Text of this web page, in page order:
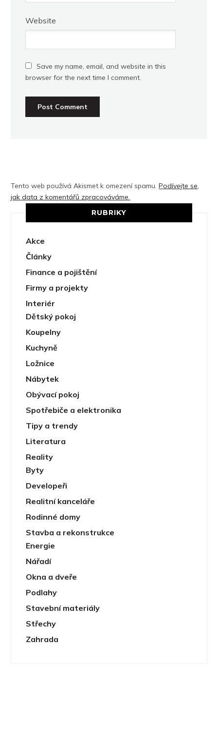
Website
Save my name, email, and website in this
browser for the next time I comment.
Tento web používá Akismet k omezení spamu.Podívejte se,
jak data z komentářů zpracováváme.
RUBRIKY
Akce
Články
Finance a pojištění
Firmy a projekty
Interiér
Dětský pokoj
Koupelny
Kuchyně
Ložnice
Nábytek
Obývací pokoj
Spotřebiče a elektronika
Tipy a trendy
Literatura
Reality
Byty
Developeři
Realitní kanceláře
Rodinné domy
Stavba a rekonstrukce
Energie
Nářadí
Okna a dveře
Podlahy
Stavební materiály
Střechy
Zahrada